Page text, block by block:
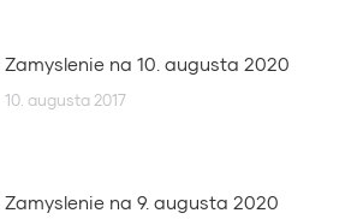
Zamyslenie na 10. augusta 2020
10. augusta 2017
Zamyslenie na 9. augusta 2020